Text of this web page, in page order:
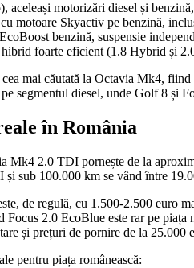
aceleași motorizări diesel și
motoare Skyactiv pe benzină,
benzină, suspensie
hibrid foarte eficient (1.8 Hybrid și
mai căutată la Octavia Mk4,
segmentul diesel, unde Golf 8 și
în România
2.0 TDI pornește de la
sub 100.000 km se vând între
de regulă, cu 1.500-2.500 euro
Focus 2.0 EcoBlue este rar pe
și prețuri de pornire de la 25.000
pentru piața românească: